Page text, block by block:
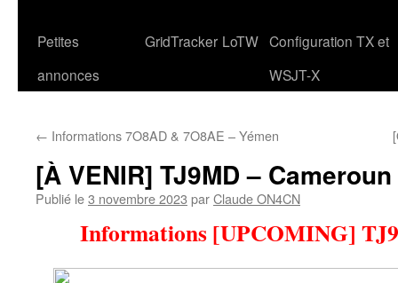
Petites
annonces
GridTracker LoTW Configuration TX et
WSJT-X
← Informations 7O8AD & 7O8AE – Yémen
[À VENIR] TJ9MD – Cameroun
Publié le3 novembre 2023 parClaude ON4CN
Informations [UPCOMING]